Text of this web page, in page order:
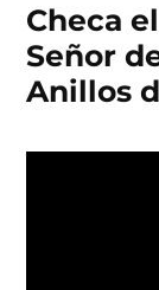
Checa
Señor
Anillos